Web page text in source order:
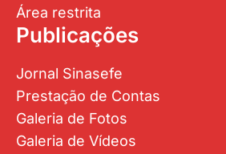
Área restrita
Publicações
Jornal Sinasefe
Prestação de Contas
Galeria de Fotos
Galeria de Vídeos